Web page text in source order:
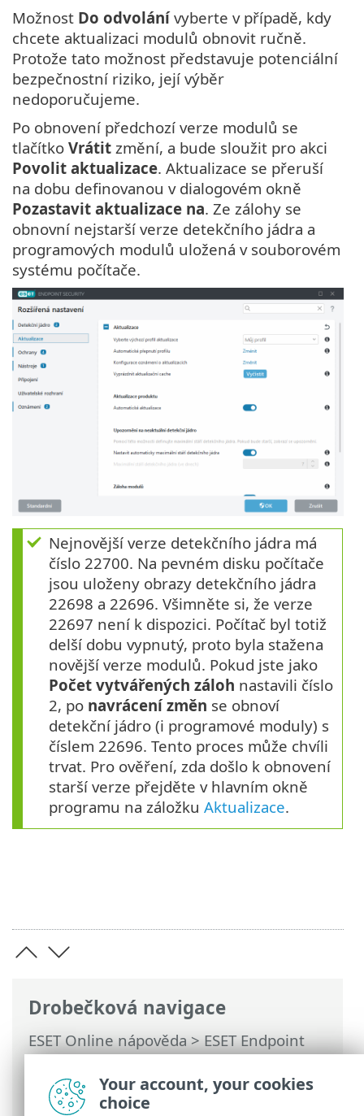
Drobečková navigace
ESET Online nápověda>ESET Endpoint
Security>Rozšířená nastavení>
Aktualizace> Obnovení předchozí verze
modulů
Možnost Do odvolánívyberte v případě, kdy
chcete aktualizaci modulů obnovit ručně.
Protože tato možnost představuje potenciální
bezpečnostní riziko, její výběr
nedoporučujeme.
Po obnovení předchozí verze modulů se
tlačítko Vrátit změní, a bude sloužit pro akci
Povolit aktualizace. Aktualizace se přeruší
na dobu definovanou v dialogovém okně
Pozastavit aktualizace na. Ze zálohy se
obnovní nejstarší verze detekčního jádra a
programových modulů uložená v souborovém
systému počítače.
Nejnovější verze detekčního jádra má
číslo 22700. Na pevném disku počítače
jsou uloženy obrazy detekčního jádra
22698 a 22696. Všimněte si, že verze
22697 není k dispozici. Počítač byl totiž
delší dobu vypnutý, proto byla stažena
novější verze modulů. Pokud jste jako
Počet vytvářených záloh nastavili číslo
2, po navrácení změn se obnoví
detekční jádro (i programové moduly) s
číslem 22696. Tento proces může chvíli
trvat. Pro ověření, zda došlo k obnovení
starší verze přejděte v hlavním okně
programu na záložku Aktualizace.
Your account, your cookies
choice